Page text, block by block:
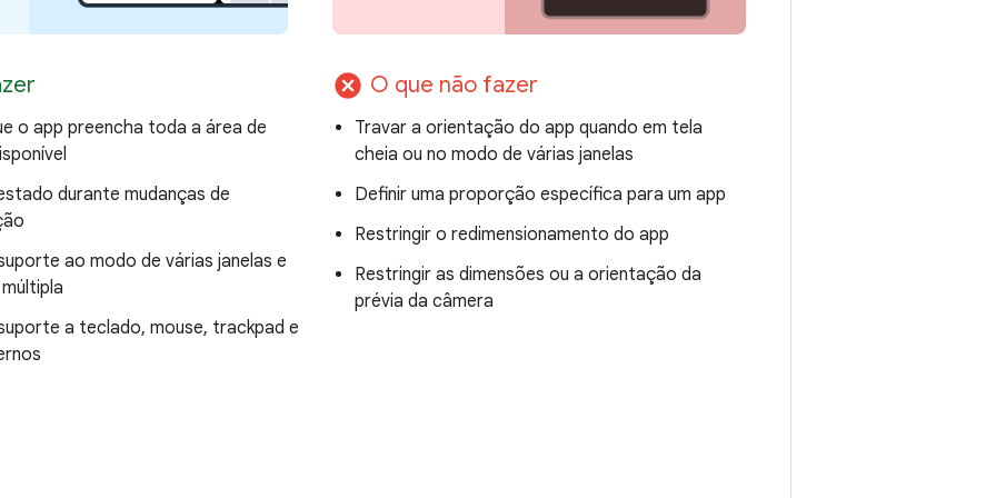
o app preencha toda a área de
durante mudanças de
ao modo de várias janelas e
a teclado, mouse, trackpad e
cancel O que não fazer
Travar a orientação do app quando em tela
cheia ou no modo de várias janelas
Definir uma proporção específica para um app
Restringir o redimensionamento do app
Restringir as dimensões ou a orientação da
prévia da câmera